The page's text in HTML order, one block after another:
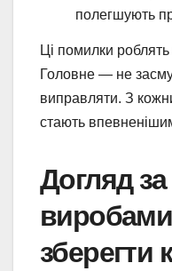
полегшують
Ці помилки
Головне — не
виправляти. З
стають
Догляд
зберегти